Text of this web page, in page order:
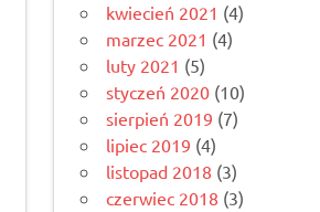
kwiecień 2021 (4)
marzec 2021 (4)
luty 2021 (5)
styczeń 2020 (10)
sierpień 2019 (7)
lipiec 2019 (4)
listopad 2018 (3)
czerwiec 2018 (3)